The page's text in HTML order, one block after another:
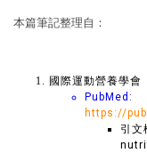
本篇筆記整理自：
國際運動營養學會
PubMed:
https://
引